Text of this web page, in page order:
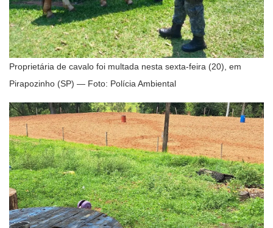
Proprietária de cavalo foi multada nesta sexta-feira (20), em
Pirapozinho (SP) — Foto: Polícia Ambiental